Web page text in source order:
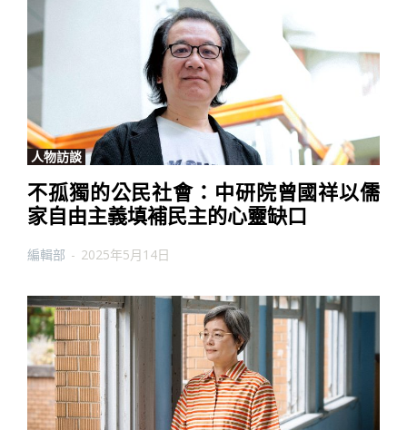
人物訪談
不孤獨的公民社會：中研院曾國祥以儒
家自由主義填補民主的心靈缺口
編輯部 - 2025年5月14日